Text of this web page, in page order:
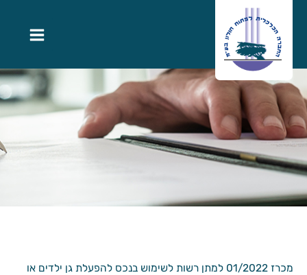
מכרז 01/2022 למתן רשות לשימוש בנכס להפעלת גן ילדים או